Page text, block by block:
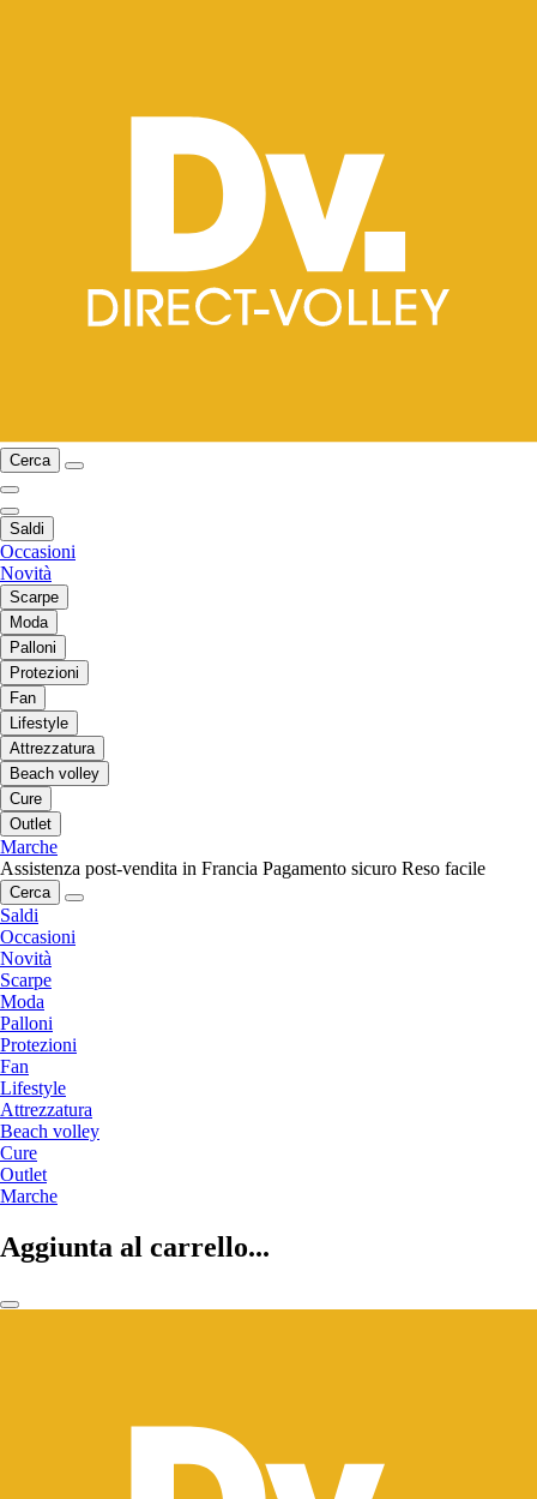
Cerca
Saldi
Occasioni
Novità
Scarpe
Moda
Palloni
Protezioni
Fan
Lifestyle
Attrezzatura
Beach volley
Cure
Outlet
Marche
Assistenza post-vendita in Francia Pagamento sicuro Reso facile
Cerca
Saldi
Occasioni
Novità
Scarpe
Moda
Palloni
Protezioni
Fan
Lifestyle
Attrezzatura
Beach volley
Cure
Outlet
Marche
Aggiunta al carrello...